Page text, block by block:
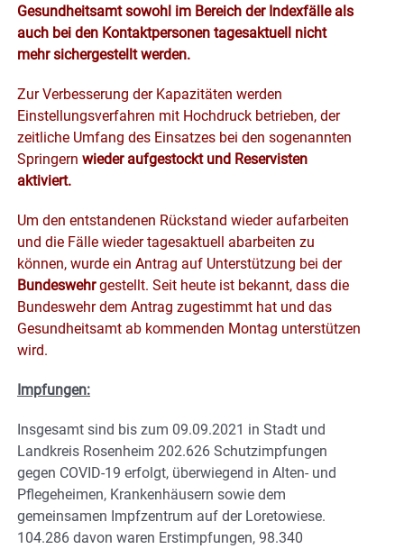
Gesundheitsamt sowohl im Bereich der Indexfälle als
auch bei den Kontaktpersonen tagesaktuell nicht
mehr sichergestellt werden.
Zur Verbesserung der Kapazitäten werden
Einstellungsverfahren mit Hochdruck betrieben, der
zeitliche Umfang des Einsatzes bei den sogenannten
Springern wieder aufgestockt und Reservisten
aktiviert.
Um den entstandenen Rückstand wieder aufarbeiten
und die Fälle wieder tagesaktuell abarbeiten zu
können, wurde ein Antrag auf Unterstützung bei der
Bundeswehrgestellt. Seit heute ist bekannt, dass die
Bundeswehr dem Antrag zugestimmt hat und das
Gesundheitsamt ab kommenden Montag unterstützen
wird.
Impfungen:
Insgesamt sind bis zum 09.09.2021 in Stadt und
Landkreis Rosenheim 202.626 Schutzimpfungen
gegen COVID-19 erfolgt, überwiegend in Alten- und
Pflegeheimen, Krankenhäusern sowie dem
gemeinsamen Impfzentrum auf der Loretowiese.
104.286 davon waren Erstimpfungen, 98.340